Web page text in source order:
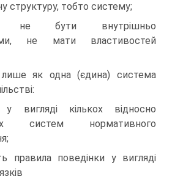
структуру, тобто систему;
не бути внутрішньо
не мати властивостей
як одна (єдина) система
у вигляді кількох відносно
систем нормативного
правила поведінки у вигляді